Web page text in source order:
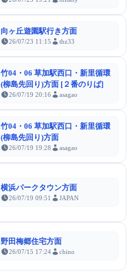
向ヶ丘遊園駅行き方面
26/07/23 11:15 thz33
竹04・06 草加駅西口・新里循環
(柳島先回り)方面 [２番のりば]
26/07/19 20:16 asagao
竹04・06 草加駅西口・新里循環
(柳島先回り)方面
26/07/19 19:28 asagao
横浜パークタウン方面
26/07/19 09:51 JAPAN
野田梅郷住宅方面
26/07/15 17:24 chino